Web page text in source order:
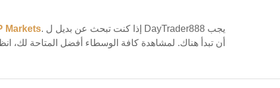
Markets. إذا كنت تبحث عن بديل ل DayTrader888 يجب
أن تبدأ هناك. لمشاهدة كافة الوسطاء أفضل المتاحة لك،